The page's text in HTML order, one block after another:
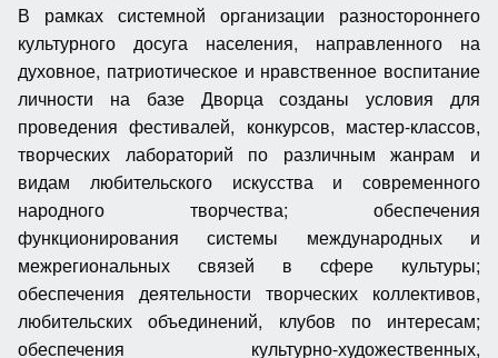
В рамках системной организации разностороннего
культурного досуга населения, направленного на
духовное, патриотическое и нравственное воспитание
личности на базе Дворца созданы условия для
проведения фестивалей, конкурсов, мастер-классов,
творческих лабораторий по различным жанрам и
видам любительского искусства и современного
народного творчества; обеспечения
функционирования системы международных и
межрегиональных связей в сфере культуры;
обеспечения деятельности творческих коллективов,
любительских объединений, клубов по интересам;
обеспечения культурно-художественных,